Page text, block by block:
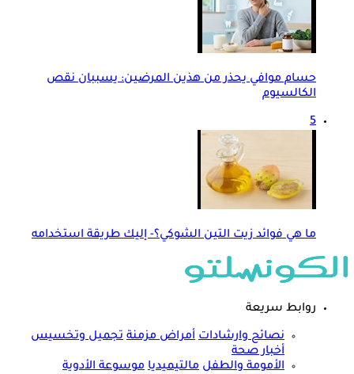
حسام موافي يحذر من هذين المرضين: يسببان نقص
الكالسيوم
5
ما هي فوائد زيت التين الشوكي؟- إليك طريقة استخدامه
روابط سريعة
نصائح وارشادات أمراض مزمنة تجميل وتخسيس
أخبار صحة
الأمومة والطفل مالتيميديا موسوعة الأدوية